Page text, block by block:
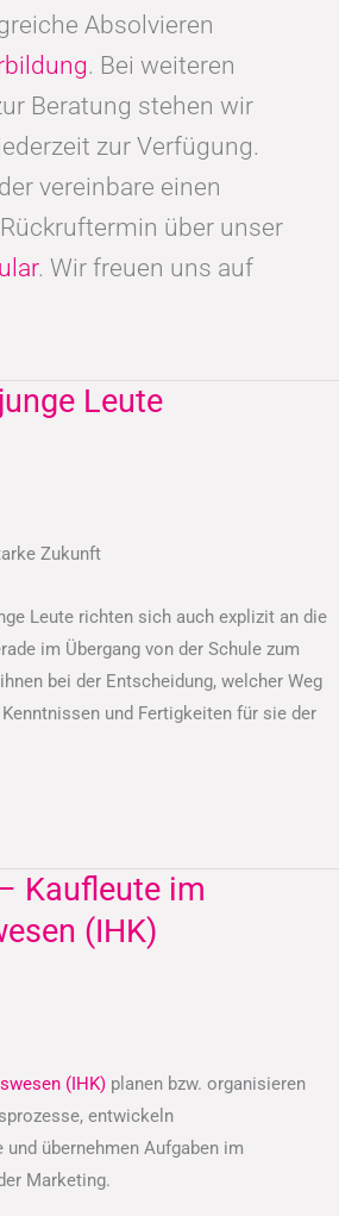
Absolvieren
. Bei weiteren
Beratung stehen wir
zur Verfügung.
vereinbare einen
über unser
. Wir freuen uns auf
Leute
Zukunft
Leute richten sich auch explizit an die
im Übergang von der Schule zum
bei der Entscheidung, welcher Weg
und Fertigkeiten für sie der
Kaufleute im
(IHK)
(IHK) planen bzw. organisieren
entwickeln
übernehmen Aufgaben im
Marketing.